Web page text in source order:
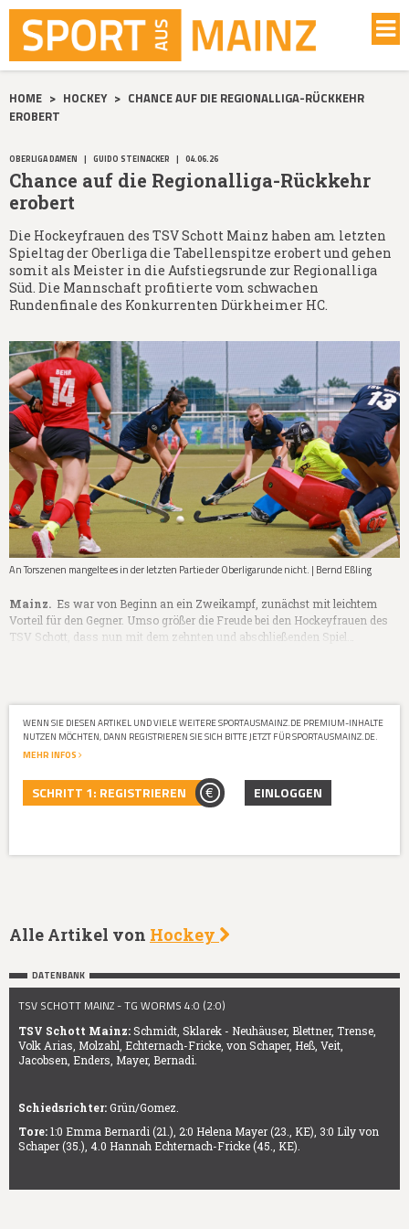
HOME > HOCKEY > CHANCE AUF DIE REGIONALLIGA-RÜCKKEHR
EROBERT
OBERLIGA DAMEN | GUIDO STEINACKER | 04.06.26
Chance auf die Regionalliga-Rückkehr
erobert
Die Hockeyfrauen des TSV Schott Mainz haben am letzten
Spieltag der Oberliga die Tabellenspitze erobert und gehen
somit als Meister in die Aufstiegsrunde zur Regionalliga
Süd. Die Mannschaft profitierte vom schwachen
Rundenfinale des Konkurrenten Dürkheimer HC.
An Torszenen mangelte es in der letzten Partie der Oberligarunde nicht. | Bernd Eßling
Mainz. Es war von Beginn an ein Zweikampf, zunächst mit leichtem
Vorteil für den Gegner. Umso größer die Freude bei den Hockeyfrauen des
TSV Schott, dass nun mit dem zehnten und abschließenden Spiel…
WENN SIE DIESEN ARTIKEL UND VIELE WEITERE SPORTAUSMAINZ.DE PREMIUM-INHALTE
NUTZEN MÖCHTEN, DANN REGISTRIEREN SIE SICH BITTE JETZT FÜR SPORTAUSMAINZ.DE.
MEHR INFOS
SCHRITT 1: REGISTRIEREN EINLOGGEN
Alle Artikel von Hockey
DATENBANK
TSV SCHOTT MAINZ - TG WORMS 4:0 (2:0)
TSV Schott Mainz:Schmidt, Sklarek - Neuhäuser, Blettner, Trense,
Volk Arias, Molzahl, Echternach-Fricke, von Schaper, Heß, Veit,
Jacobsen, Enders, Mayer, Bernadi.
Schiedsrichter:Grün/Gomez.
Tore:1:0 Emma Bernardi (21.), 2:0 Helena Mayer (23., KE), 3:0 Lily von
Schaper (35.), 4.0 Hannah Echternach-Fricke (45., KE).